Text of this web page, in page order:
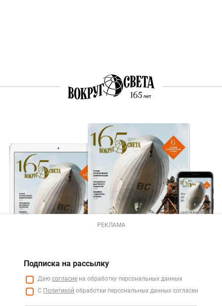
РЕКЛАМА
Подписка на рассылку
Даю согласие на обработку персональных данных
С Политикой обработки персональных данных согласен